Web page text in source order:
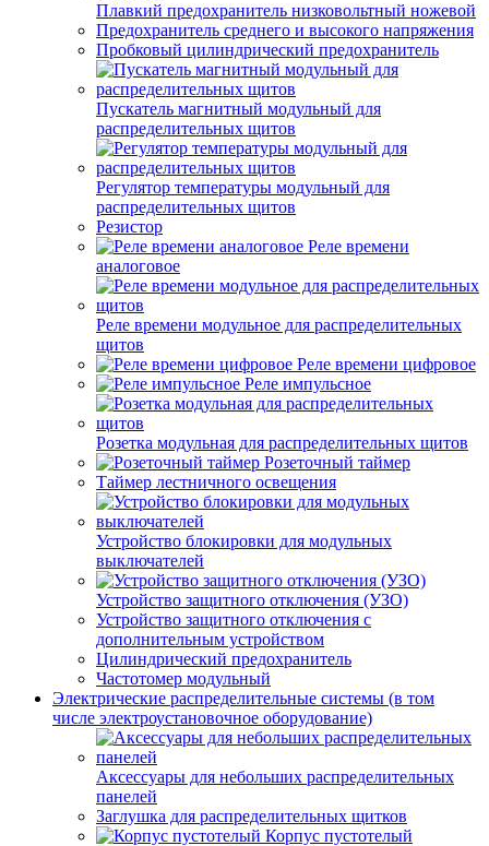
Плавкий предохранитель низковольтный ножевой
Предохранитель среднего и высокого напряжения
Пробковый цилиндрический предохранитель
Пускатель магнитный модульный для
распределительных щитов
Регулятор температуры модульный для
распределительных щитов
Резистор
Реле времени
аналоговое
Реле времени модульное для распределительных
щитов
Реле времени цифровое
Реле импульсное
Розетка модульная для распределительных щитов
Розеточный таймер
Таймер лестничного освещения
Устройство блокировки для модульных
выключателей
Устройство защитного отключения (УЗО)
Устройство защитного отключения с
дополнительным устройством
Цилиндрический предохранитель
Частотомер модульный
Электрические распределительные системы (в том
числе электроустановочное оборудование)
Аксессуары для небольших распределительных
панелей
Заглушка для распределительных щитков
Корпус пустотелый